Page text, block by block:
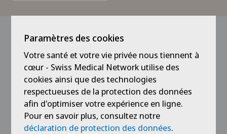
Les docteurs du centre
Paramètres des cookies
Votre santé et votre vie privée nous tiennent à
cœur - Swiss Medical Network utilise des
cookies ainsi que des technologies
respectueuses de la protection des données
afin d'optimiser votre expérience en ligne.
Pour en savoir plus, consultez notre
déclaration de protection des données.